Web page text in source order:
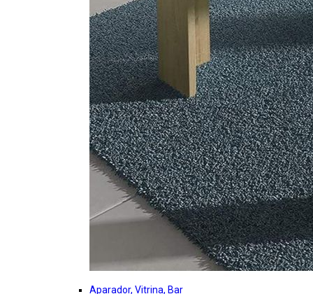
Aparador, Vitrina, Bar